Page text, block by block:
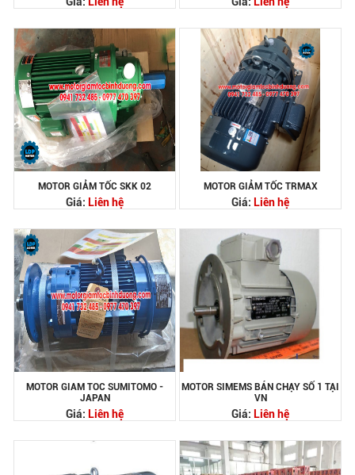
MOTOR GIẢM TỐC SKK 02
Giá: Liên hệ
MOTOR GIẢM TỐC TRMAX
Giá: Liên hệ
MOTOR GIAM TOC SUMITOMO -
JAPAN
Giá: Liên hệ
MOTOR SIMEMS BÁN CHẠY SỐ 1 TẠI
VN
Giá: Liên hệ